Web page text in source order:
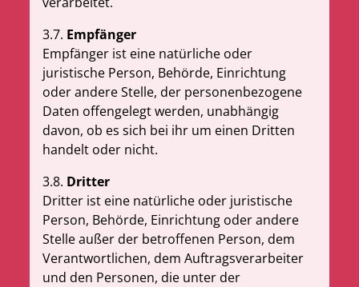
3.7. Empfänger
Empfänger ist eine natürliche oder
juristische Person, Behörde, Einrichtung
oder andere Stelle, der personenbezogene
Daten offengelegt werden, unabhängig
davon, ob es sich bei ihr um einen Dritten
handelt oder nicht.
3.8. Dritter
Dritter ist eine natürliche oder juristische
Person, Behörde, Einrichtung oder andere
Stelle außer der betroffenen Person, dem
Verantwortlichen, dem Auftragsverarbeiter
und den Personen, die unter der